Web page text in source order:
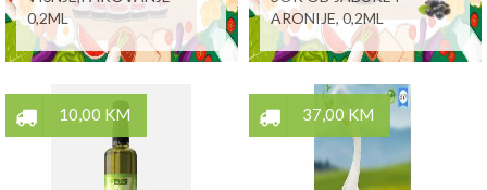
0,2ML
ARONIJE, 0,2ML
10,00 KM 37,00 KM